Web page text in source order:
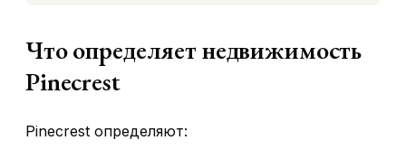
Что определяет недвижимость
Pinecrest
Pinecrest определяют: